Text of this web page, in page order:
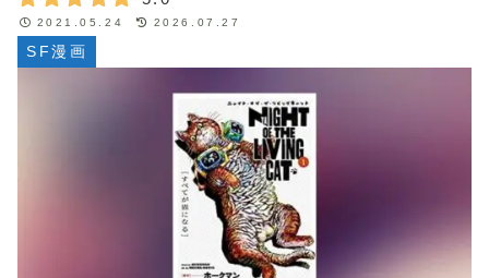
SF漫画
2021.05.24 2026.07.27